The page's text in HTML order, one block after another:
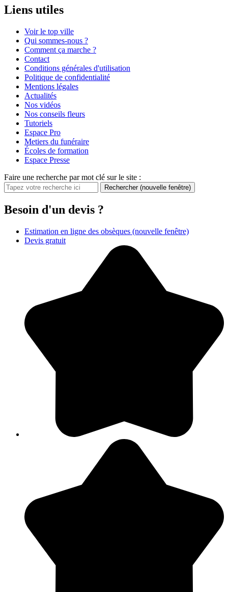
Liens utiles
Voir le top ville
Qui sommes-nous ?
Comment ça marche ?
Contact
Conditions générales d'utilisation
Politique de confidentialité
Mentions légales
Actualités
Nos vidéos
Nos conseils fleurs
Tutoriels
Espace Pro
Metiers du funéraire
Écoles de formation
Espace Presse
Faire une recherche par mot clé sur le site :
Rechercher (nouvelle fenêtre)
Besoin d'un devis ?
Estimation en ligne des obsèques (nouvelle fenêtre)
Devis gratuit